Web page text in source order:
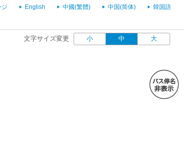
ジ English 中國(繁體) 中国(简体) 韓国語
文字サイズ変更 小 中 大